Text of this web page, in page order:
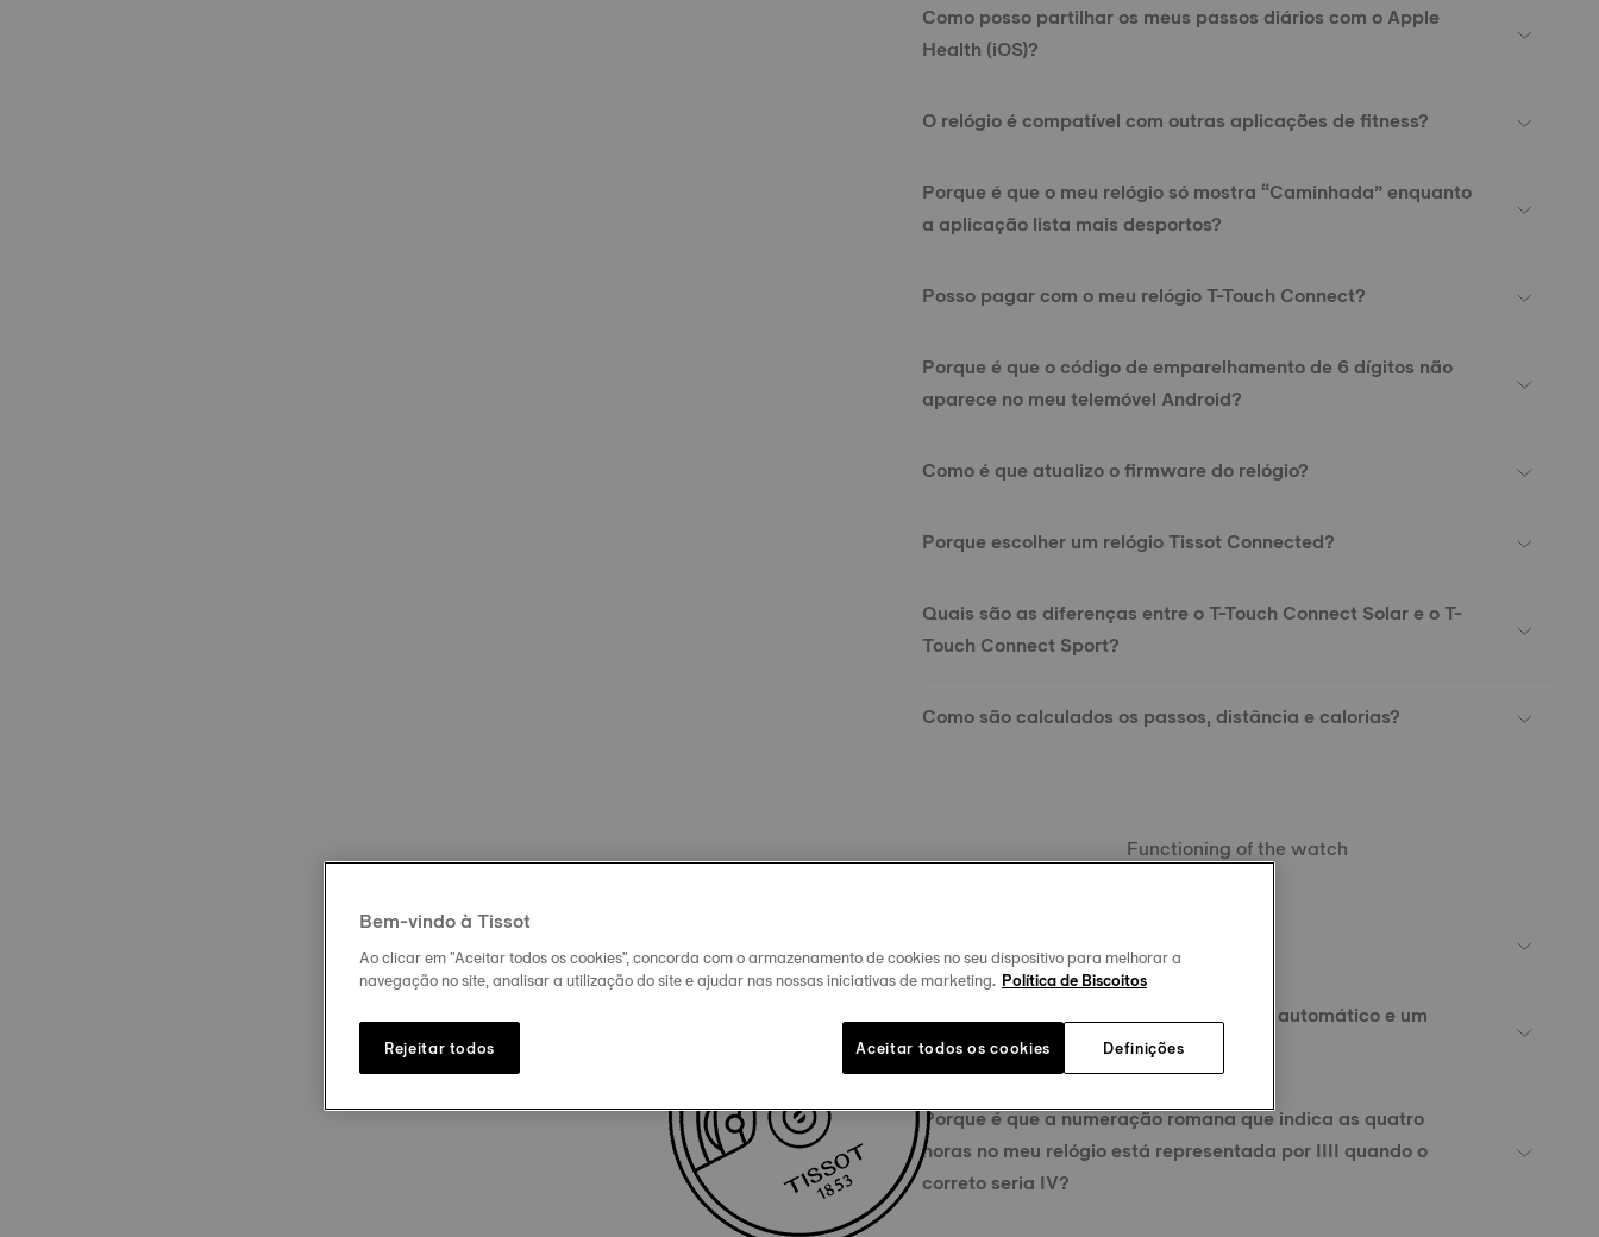
Como posso partilhar os meus passos diários com o Apple
Health (iOS)?
O relógio é compatível com outras aplicações de fitness?
Porque é que o meu relógio só mostra “Caminhada” enquanto
a aplicação lista mais desportos?
Posso pagar com o meu relógio T-Touch Connect?
Porque é que o código de emparelhamento de 6 dígitos não
aparece no meu telemóvel Android?
Como é que atualizo o firmware do relógio?
Porque escolher um relógio Tissot Connected?
Quais são as diferenças entre o T-Touch Connect Solar e o T-
Touch Connect Sport?
Como são calculados os passos, distância e calorias?
Functioning of the watch
O que é um tacómetro e como se usa?
Qual é a diferença entre um movimento automático e um
outro manual ?
Porque é que a numeração romana que indica as quatro
horas no meu relógio está representada por IIII quando o
correto seria IV?
Bem-vindo à Tissot
Ao clicar em "Aceitar todos os cookies", concorda com o armazenamento de cookies no seu dispositivo para melhorar a
navegação no site, analisar a utilização do site e ajudar nas nossas iniciativas de marketing. Política de Biscoitos
Definições
Rejeitar todos Aceitar todos os cookies